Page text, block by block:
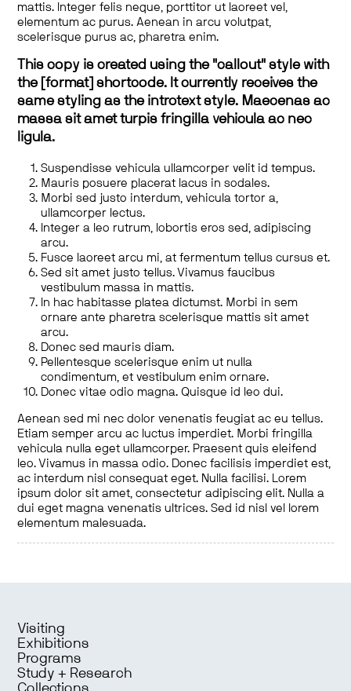
mattis. Integer felis neque, porttitor ut laoreet vel,
elementum ac purus. Aenean in arcu volutpat,
scelerisque purus ac, pharetra enim.
This copy is created using the "callout" style with
the [format] shortcode. It currently receives the
same styling as the introtext style. Maecenas ac
massa sit amet turpis fringilla vehicula ac nec
ligula.
Suspendisse vehicula ullamcorper velit id tempus.
Mauris posuere placerat lacus in sodales.
Morbi sed justo interdum, vehicula tortor a,
ullamcorper lectus.
Integer a leo rutrum, lobortis eros sed, adipiscing
arcu.
Fusce laoreet arcu mi, at fermentum tellus cursus et.
Sed sit amet justo tellus. Vivamus faucibus
vestibulum massa in mattis.
In hac habitasse platea dictumst. Morbi in sem
ornare ante pharetra scelerisque mattis sit amet
arcu.
Donec sed mauris diam.
Pellentesque scelerisque enim ut nulla
condimentum, et vestibulum enim ornare.
Donec vitae odio magna. Quisque id leo dui.
Aenean sed mi nec dolor venenatis feugiat ac eu tellus.
Etiam semper arcu ac luctus imperdiet. Morbi fringilla
vehicula nulla eget ullamcorper. Praesent quis eleifend
leo. Vivamus in massa odio. Donec facilisis imperdiet est,
ac interdum nisl consequat eget. Nulla facilisi. Lorem
ipsum dolor sit amet, consectetur adipiscing elit. Nulla a
dui eget magna venenatis ultrices. Sed id nisl vel lorem
elementum malesuada.
Visiting
Exhibitions
Programs
Study + Research